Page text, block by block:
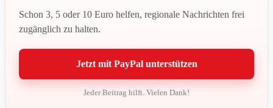
Schon 3, 5 oder 10 Euro helfen, regionale Nachrichten frei
zugänglich zu halten.
Jetzt mit PayPal unterstützen
Jeder Beitrag hilft. Vielen Dank!